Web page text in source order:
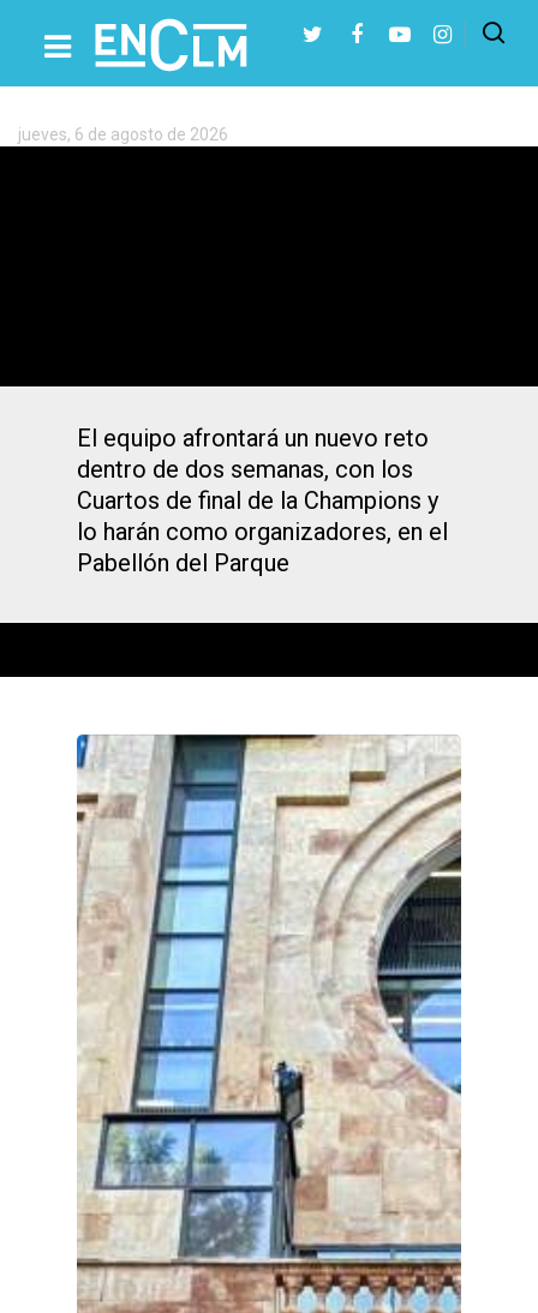
Etiqueta:
Copa
del
Presiona Intro para buscar o ESC para cerrar
jueves, 6 de agosto de 2026
El equipo afrontará un nuevo reto
dentro de dos semanas, con los
Cuartos de final de la Champions y
lo harán como organizadores, en el
Pabellón del Parque